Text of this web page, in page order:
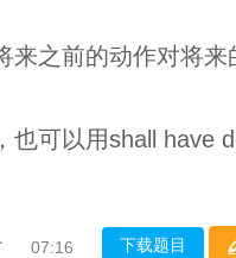
来之前的动作对将来
也可以用shall have
07:16 下载题目